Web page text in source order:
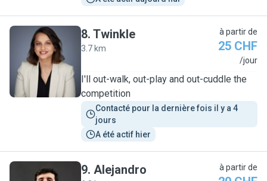
T
8. Twinkle
3.7 km
à partir de
25 CHF
/jour
I'll out-walk, out-play and out-cuddle the
competition
Contacté pour la dernière fois il y a 4
jours
A été actif hier
9. Alejandro à partir de